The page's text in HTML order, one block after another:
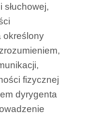
słuchowej,
określony
fizycznej
dyrygenta